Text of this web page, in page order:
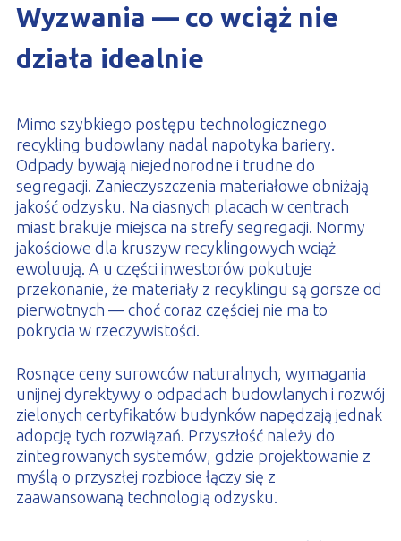
Wyzwania — co wciąż nie
działa idealnie
Mimo szybkiego postępu technologicznego
recykling budowlany nadal napotyka bariery.
Odpady bywają niejednorodne i trudne do
segregacji. Zanieczyszczenia materiałowe obniżają
jakość odzysku. Na ciasnych placach w centrach
miast brakuje miejsca na strefy segregacji. Normy
jakościowe dla kruszyw recyklingowych wciąż
ewoluują. A u części inwestorów pokutuje
przekonanie, że materiały z recyklingu są gorsze od
pierwotnych — choć coraz częściej nie ma to
pokrycia w rzeczywistości.
Rosnące ceny surowców naturalnych, wymagania
unijnej dyrektywy o odpadach budowlanych i rozwój
zielonych certyfikatów budynków napędzają jednak
adopcję tych rozwiązań. Przyszłość należy do
zintegrowanych systemów, gdzie projektowanie z
myślą o przyszłej rozbioce łączy się z
zaawansowaną technologią odzysku.